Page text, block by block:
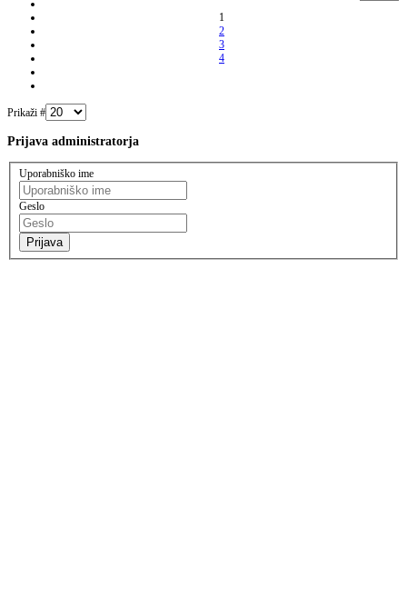
1
2
3
4
Prikaži #
Prijava administratorja
Uporabniško ime
Geslo